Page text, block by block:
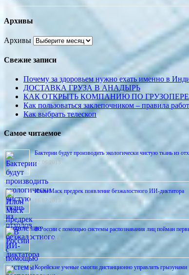
Архивы
Архивы
Свежие записи
Почему за здоровьем нужно ехать именно в
ДОСТАВКА ГРУЗА В АНАДЫРЬ
КАК ОТКРЫТЬ КОМПАНИЮ ПО
Как пользоваться заклепочником – правила
Как выбрать телескоп
Самое читаемое
Бактерии будут производить экологически чистую ткань из
02.06.2013
Илон Маск предрек появление безжалостного ИИ-диктатора
16.07.2013
В России с помощью системы распознавания лиц пойман
01.08.2013
Корейские ученые смогли дистанционно управлять грызунами